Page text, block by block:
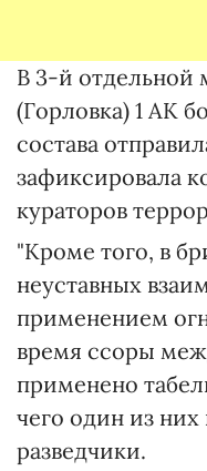
В 3-й отдельной
(Горловка) 1 АК
состава
зафиксировала
кураторов
"Кроме того, в
неуставных
применением
время ссоры
применено
чего один из них
разведчики.